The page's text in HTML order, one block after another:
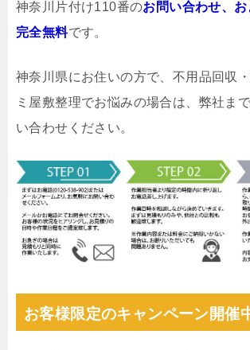
神奈川片付け110番のお問い合わせ、
完全無料です。
神奈川県にお住いの方で、不用品回収
ミ屋敷整理でお悩みの場合は、弊社ま
い合わせください。
お客様限定のキャンペーン開催